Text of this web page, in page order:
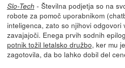
Slo-Tech - Številna podjetja so na
robote za pomoč uporabnikom
inteligenca, zato so njihovi odgovori
zavajajoči. Enega prvih sodnih
potnik tožil letalsko družbo, ker mu
zagotovila, da bo lahko dobil del